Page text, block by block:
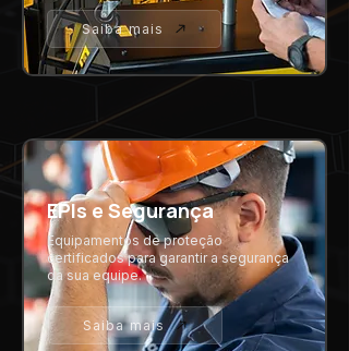
Saiba mais
EPIs e Segurança
Equipamentos de proteção
certificados para garantir a segurança
da sua equipe.
Saiba mais